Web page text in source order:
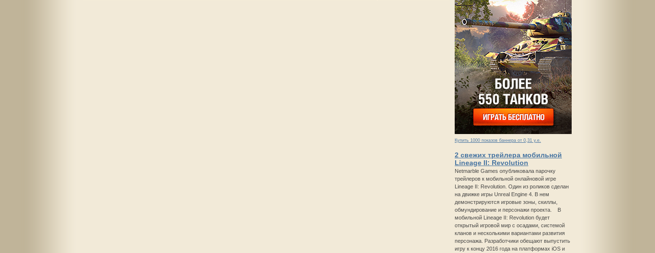
Купить 1000 показов баннера от 0,31 у.е.
2 свежих трейлера мобильной
Lineage II: Revolution
Netmarble Games опубликовала парочку
трейлеров к мобильной онлайновой игре
Lineage II: Revolution. Один из роликов сделан
на движке игры Unreal Engine 4. В нем
демонстрируются игровые зоны, скиллы,
обмундирование и персонажи проекта. В
мобильной Lineage II: Revolution будет
открытый игровой мир с осадами, системой
кланов и несколькими вариантами развития
персонажа. Разработчики обещают выпустить
игру к концу 2016 года на платформах iOS и